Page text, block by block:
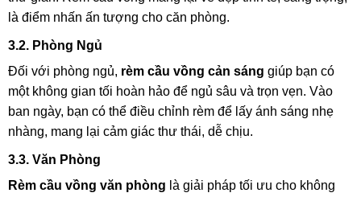
là điểm nhấn ấn tượng cho căn phòng.
3.2. Phòng Ngủ
Đối với phòng ngủ, rèm cầu vồng cản sáng giúp bạn có
một không gian tối hoàn hảo để ngủ sâu và trọn vẹn. Vào
ban ngày, bạn có thể điều chỉnh rèm để lấy ánh sáng nhẹ
nhàng, mang lại cảm giác thư thái, dễ chịu.
3.3. Văn Phòng
Rèm cầu vồng văn phòng là giải pháp tối ưu cho không